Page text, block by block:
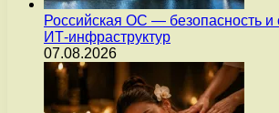
Российская ОС — безопасность и
ИТ-инфраструктур
07.08.2026